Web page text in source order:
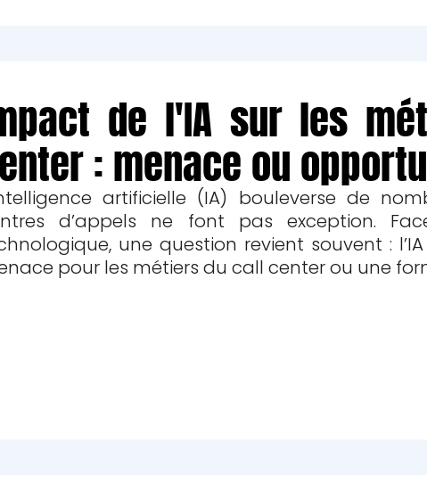
de l'IA sur les
: menace ou
artificielle (IA) bouleverse de
d’appels ne font pas exception.
une question revient souvent :
pour les métiers du call center ou une